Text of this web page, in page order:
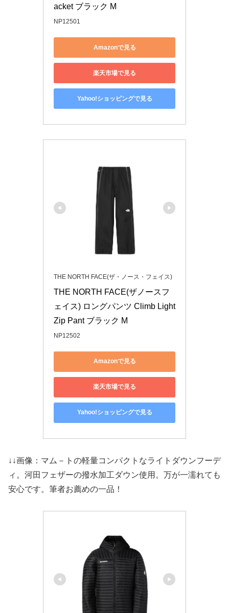
acket ブラック M
NP12501
Amazonで見る
楽天市場で見る
Yahoo!ショッピングで見る
THE NORTH FACE(ザ・ノース・フェイス)
THE NORTH FACE(ザノースフ
ェイス) ロングパンツ Climb Light
Zip Pant ブラック M
NP12502
Amazonで見る
楽天市場で見る
Yahoo!ショッピングで見る
↓↓画像：マム－トの軽量コンパクトなライトダウンフーデ
ィ。河田フェザーの撥水加工ダウン使用。万が一濡れても
安心です。筆者お薦めの一品！